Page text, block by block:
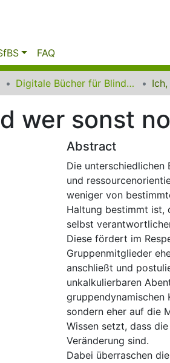
FAQ
Digitale Bücher für Blinde und Sehbehinderte
wer sonst
Abstract
Die unterschiedlichen
und
weniger von
Haltung bestimmt ist,
selbst
Diese fördert im
Gruppenmitglieder
anschließt und
unkalkulierbaren
gruppendynamischen
sondern eher auf die
Wissen setzt, dass
Veränderung sind.
Dabei überraschen